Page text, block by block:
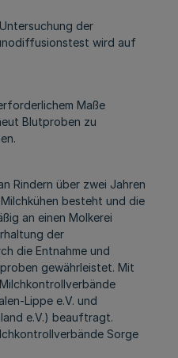
der
wird auf
Maße
Blutproben zu
Rindern über zwei Jahren
besteht und die
an einen Molkerei
der
die Entnahme und
gewährleistet. Mit
Lippe e.V. und
e.V.) beauftragt.
Sorge